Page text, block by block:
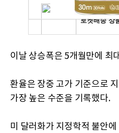
이날 상승폭은 5개월만에 최
환율은 장중 고가 기준으로
가장 높은 수준을 기록했다.
미 달러화가 지정학적 불안